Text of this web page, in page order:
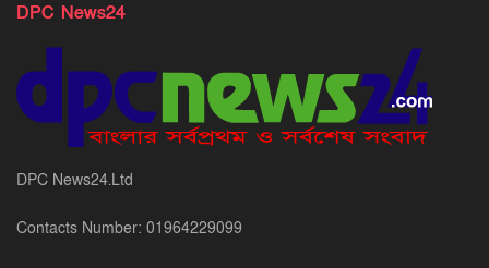
DPC News24
DPC News24.Ltd
Contacts Number: 01964229099